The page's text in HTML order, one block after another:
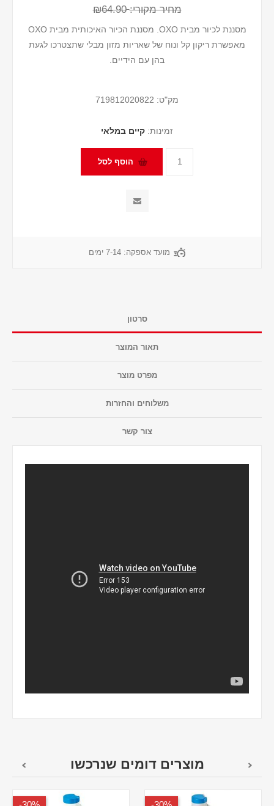
מחיר מקורי: ₪64.90
מסננת לכיור מבית OXO. מסננת הכיור האיכותית מבית OXO
מאפשרת ריקון קל ונוח של שאריות מזון מבלי שתצטרכו לגעת
בהן עם הידיים.
מק"ט: 719812020822
זמינות: קיים במלאי
מועד אספקה: 7-14 ימים
סרטון
תאור המוצר
מפרט מוצר
משלוחים והחזרות
צור קשר
מוצרים דומים שנרכשו